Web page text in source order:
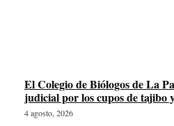
El Colegio de Biólogos de La
judicial por los cupos de tajibo
4 agosto, 2026